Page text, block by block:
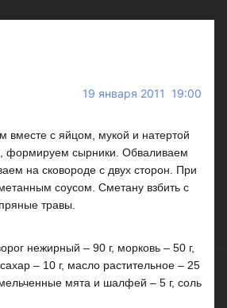
19 января 2011 19:00
вместе с яйцом, мукой и натертой
формируем сырники. Обваливаем
на сковороде с двух сторон. При
соусом. Сметану взбить с
травы.
нежирный – 90 г, морковь – 50 г,
– 10 г, масло растительное – 25
мята и шалфей – 5 г, соль